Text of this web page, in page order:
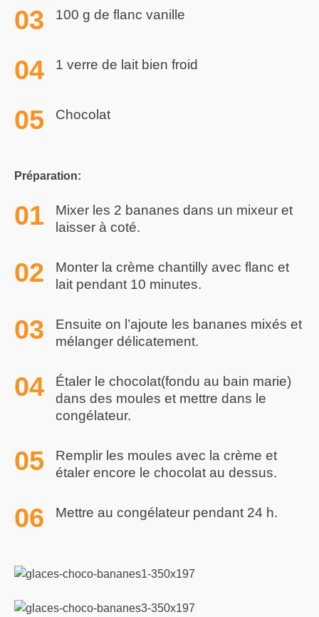
100 g de flanc vanille
1 verre de lait bien froid
Chocolat
Préparation:
Mixer les 2 bananes dans un mixeur et
laisser à coté.
Monter la crème chantilly avec flanc et
lait pendant 10 minutes.
Ensuite on l’ajoute les bananes mixés et
mélanger délicatement.
Étaler le chocolat(fondu au bain marie)
dans des moules et mettre dans le
congélateur.
Remplir les moules avec la crème et
étaler encore le chocolat au dessus.
Mettre au congélateur pendant 24 h.